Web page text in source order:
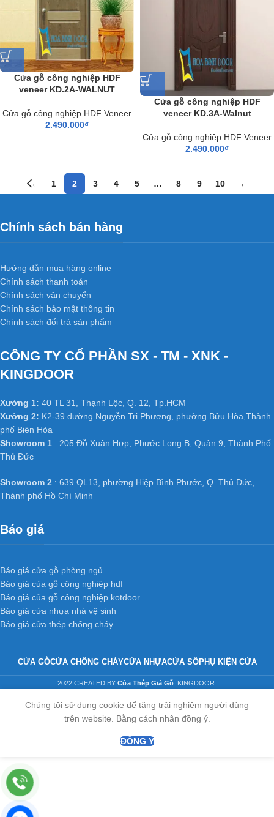
Cửa gỗ công nghiệp HDF
veneer KD.2A-WALNUT
Cửa gỗ công nghiệp HDF Veneer
2.490.000₫
Cửa gỗ công nghiệp HDF
veneer KD.3A-Walnut
Cửa gỗ công nghiệp HDF Veneer
2.490.000₫
← 1 2 3 4 5 … 8 9 10 →
Chính sách bán hàng
Hướng dẫn mua hàng online
Chính sách thanh toán
Chính sách vận chuyển
Chính sách bảo mật thông tin
Chính sách đổi trả sản phẩm
CÔNG TY CỔ PHẦN SX - TM - XNK -
KINGDOOR
Xưởng 1: 40 TL 31, Thạnh Lộc, Q. 12, Tp.HCM
Xưởng 2: K2-39 đường Nguyễn Tri Phương, phường Bửu Hòa,Thành
phố Biên Hòa
Showroom 1 : 205 Đỗ Xuân Hợp, Phước Long B, Quận 9, Thành Phố
Thủ Đức
Showroom 2 : 639 QL13, phường Hiệp Bình Phước, Q. Thủ Đức,
Thành phố Hồ Chí Minh
Báo giá
Báo giá cửa gỗ phòng ngủ
Báo giá của gỗ công nghiệp hdf
Báo giá của gỗ công nghiệp kotdoor
Báo giá cửa nhựa nhà vệ sinh
Báo giá cửa thép chống cháy
CỬA GỖCỬA CHỐNG CHÁYCỬA NHỰACỬA SỔPHỤ KIỆN CỬA
2022 CREATED BY Cửa Thép Giả Gỗ . KINGDOOR.
Chúng tôi sử dụng cookie để tăng trải nghiệm người dùng
trên website. Bằng cách nhân đồng ý.
ĐỒNG Ý